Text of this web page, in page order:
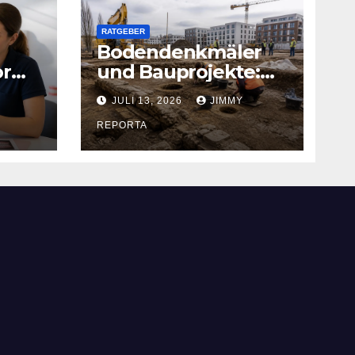
RATGEBER
Bodendenkmäler
und Bauprojekte:
Rechtliche Pflichten
und praktischer
Ablauf
JULI 13, 2026 JIMMY
REPORTA